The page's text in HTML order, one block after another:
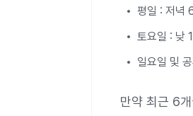
평일 : 저녁
토요일 : 낮
일요일 및
만약 최근 6